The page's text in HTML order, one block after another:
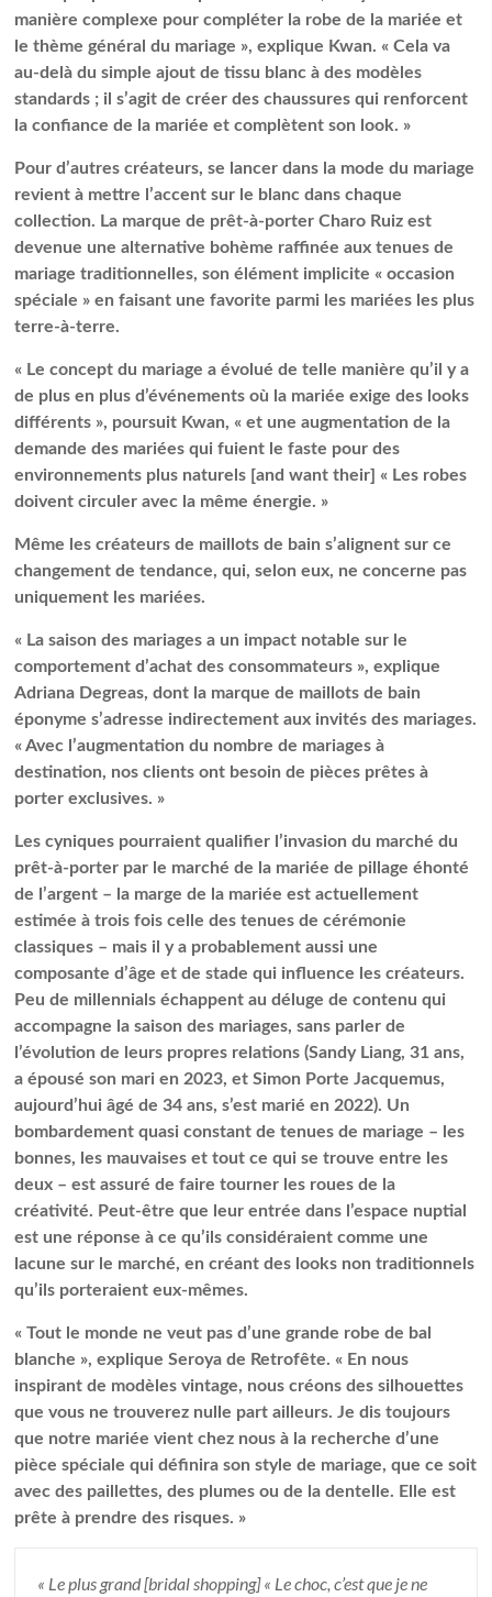
manière complexe pour compléter la robe de la mariée et
le thème général du mariage », explique Kwan. « Cela va
au-delà du simple ajout de tissu blanc à des modèles
standards ; il s’agit de créer des chaussures qui renforcent
la confiance de la mariée et complètent son look. »
Pour d’autres créateurs, se lancer dans la mode du mariage
revient à mettre l’accent sur le blanc dans chaque
collection. La marque de prêt-à-porter Charo Ruiz est
devenue une alternative bohème raffinée aux tenues de
mariage traditionnelles, son élément implicite « occasion
spéciale » en faisant une favorite parmi les mariées les plus
terre-à-terre.
« Le concept du mariage a évolué de telle manière qu’il y a
de plus en plus d’événements où la mariée exige des looks
différents », poursuit Kwan, « et une augmentation de la
demande des mariées qui fuient le faste pour des
environnements plus naturels [and want their] « Les robes
doivent circuler avec la même énergie. »
Même les créateurs de maillots de bain s’alignent sur ce
changement de tendance, qui, selon eux, ne concerne pas
uniquement les mariées.
« La saison des mariages a un impact notable sur le
comportement d’achat des consommateurs », explique
Adriana Degreas, dont la marque de maillots de bain
éponyme s’adresse indirectement aux invités des mariages.
« Avec l’augmentation du nombre de mariages à
destination, nos clients ont besoin de pièces prêtes à
porter exclusives. »
Les cyniques pourraient qualifier l’invasion du marché du
prêt-à-porter par le marché de la mariée de pillage éhonté
de l’argent – ​​la marge de la mariée est actuellement
estimée à trois fois celle des tenues de cérémonie
classiques – mais il y a probablement aussi une
composante d’âge et de stade qui influence les créateurs.
Peu de millennials échappent au déluge de contenu qui
accompagne la saison des mariages, sans parler de
l’évolution de leurs propres relations (Sandy Liang, 31 ans,
a épousé son mari en 2023, et Simon Porte Jacquemus,
aujourd’hui âgé de 34 ans, s’est marié en 2022). Un
bombardement quasi constant de tenues de mariage – les
bonnes, les mauvaises et tout ce qui se trouve entre les
deux – est assuré de faire tourner les roues de la
créativité. Peut-être que leur entrée dans l’espace nuptial
est une réponse à ce qu’ils considéraient comme une
lacune sur le marché, en créant des looks non traditionnels
qu’ils porteraient eux-mêmes.
« Tout le monde ne veut pas d’une grande robe de bal
blanche », explique Seroya de Retrofête. « En nous
inspirant de modèles vintage, nous créons des silhouettes
que vous ne trouverez nulle part ailleurs. Je dis toujours
que notre mariée vient chez nous à la recherche d’une
pièce spéciale qui définira son style de mariage, que ce soit
avec des paillettes, des plumes ou de la dentelle. Elle est
prête à prendre des risques. »
« Le plus grand [bridal shopping] « Le choc, c’est que je ne